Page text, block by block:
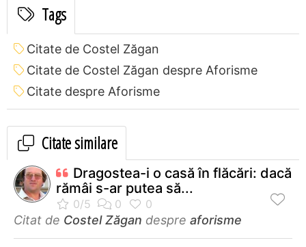
Tags
Citate de Costel Zăgan
Citate de Costel Zăgan despre Aforisme
Citate despre Aforisme
Citate similare
Dragostea-i o casă în flăcări: dacă
rămâi s-ar putea să...
Citat de Costel Zăgan despre aforisme